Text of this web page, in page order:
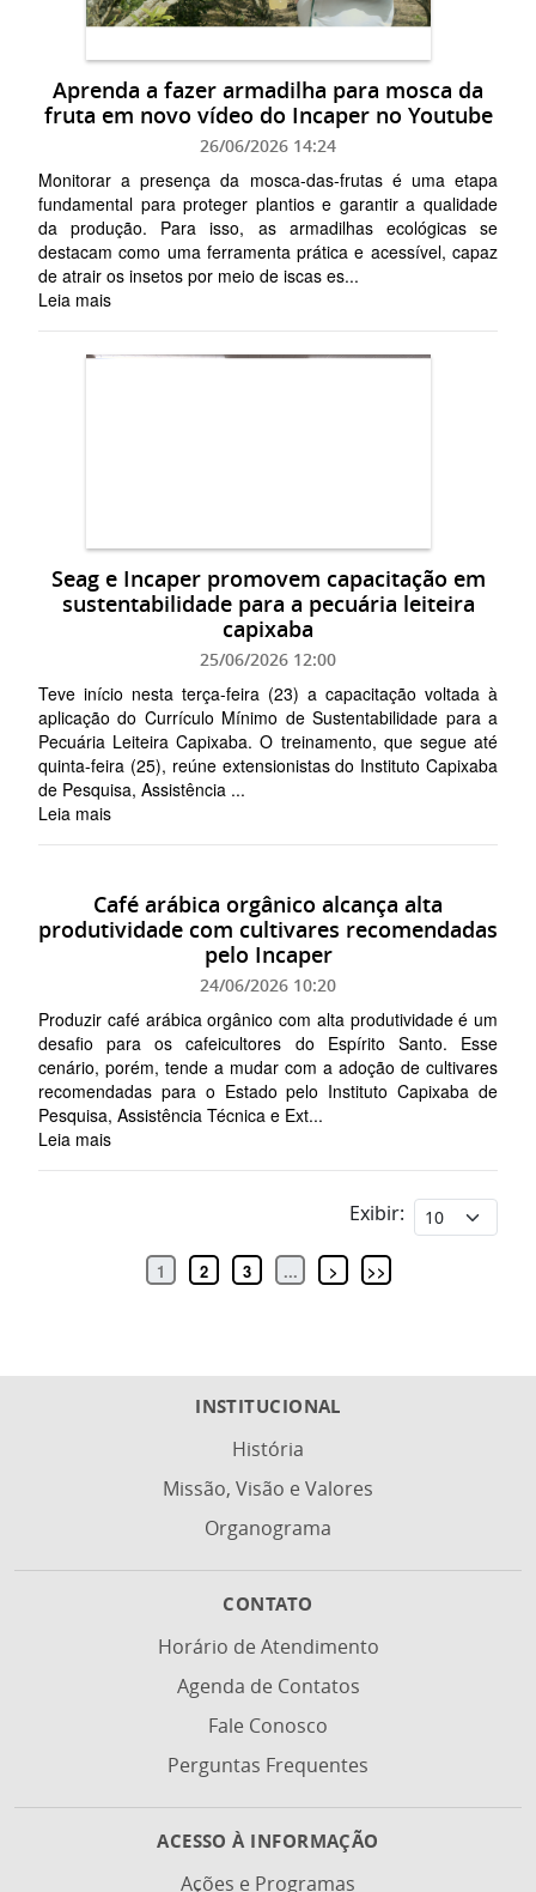
Aprenda a fazer armadilha para mosca da
fruta em novo vídeo do Incaper no Youtube
26/06/2026 14:24
Monitorar a presença da mosca-das-frutas é uma etapa
fundamental para proteger plantios e garantir a qualidade
da produção. Para isso, as armadilhas ecológicas se
destacam como uma ferramenta prática e acessível, capaz
de atrair os insetos por meio de iscas es...
Leia mais
Seag e Incaper promovem capacitação em
sustentabilidade para a pecuária leiteira
capixaba
25/06/2026 12:00
Teve início nesta terça-feira (23) a capacitação voltada à
aplicação do Currículo Mínimo de Sustentabilidade para a
Pecuária Leiteira Capixaba. O treinamento, que segue até
quinta-feira (25), reúne extensionistas do Instituto Capixaba
de Pesquisa, Assistência ...
Leia mais
Café arábica orgânico alcança alta
produtividade com cultivares recomendadas
Produzir café arábica orgânico com alta produtividade é um
desafio para os cafeicultores do Espírito Santo. Esse
cenário, porém, tende a mudar com a adoção de cultivares
1 2 3 >
INSTITUCIONAL
História
Missão, Visão e Valores
Organograma
CONTATO
Horário de Atendimento